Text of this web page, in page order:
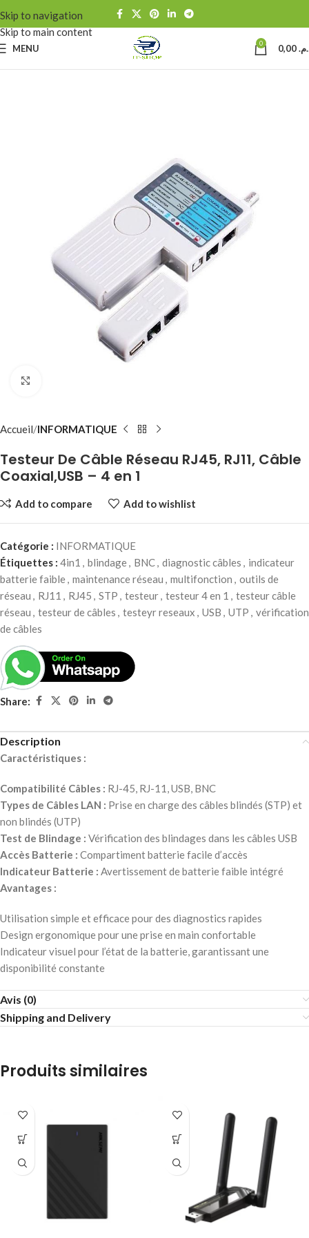
Skip to navigation
Skip to main content
MENU 0
Accueil INFORMATIQUE
Testeur De Câble Réseau RJ45, RJ11, Câble
Coaxial,USB – 4 en 1
Add to compare Add to wishlist
Catégorie : INFORMATIQUE
Étiquettes : 4in1 , blindage, BNC, diagnostic câbles , indicateur
batterie faible, maintenance réseau , multifonction , outils de
réseau , RJ11 , RJ45 , STP , testeur, testeur 4 en 1 , testeur câble
réseau , testeur de câbles , testeyr reseaux , USB , UTP , vérification
de câbles
Share:
Description
Caractéristiques :
Compatibilité Câbles : RJ-45, RJ-11, USB, BNC
Types de Câbles LAN : Prise en charge des câbles blindés (STP) et
non blindés (UTP)
Test de Blindage : Vérification des blindages dans les câbles USB
Accès Batterie : Compartiment batterie facile d’accès
Indicateur Batterie : Avertissement de batterie faible intégré
Avantages :
Utilisation simple et efficace pour des diagnostics rapides
Design ergonomique pour une prise en main confortable
Indicateur visuel pour l’état de la batterie, garantissant une
disponibilité constante
Avis (0)
Shipping and Delivery
Produits similaires